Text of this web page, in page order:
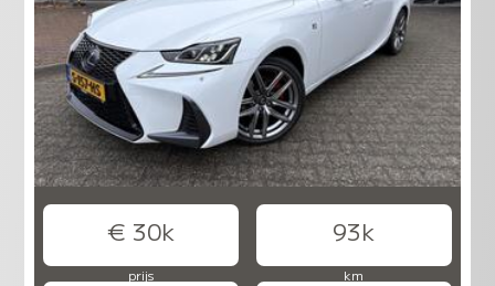
€ 30k 93k
prijs km